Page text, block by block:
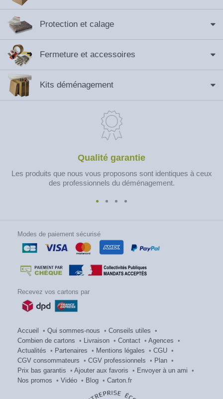
Protection et calage
Fermeture et accessoires
Kits déménagement
Qualité garantie
Les produits que nous vous proposons sont identiques à ceux
des professionnels du déménagement.
Modes de paiement sécurisé
Recevez vos cartons par
Accueil • Qui sommes-nous • Conseils utiles •
Combien de cartons • Livraison • Contact • Agences •
Actualités • Partenaires • Mentions légales • CGU •
CGV consommateurs • CGV professionnels • Plan •
Prix bas garantis • Ajouter aux favoris • Envoyer à un ami •
Nos promos • Vidéo • Blog • Carton.fr